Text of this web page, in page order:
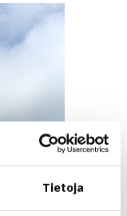
Tietoja